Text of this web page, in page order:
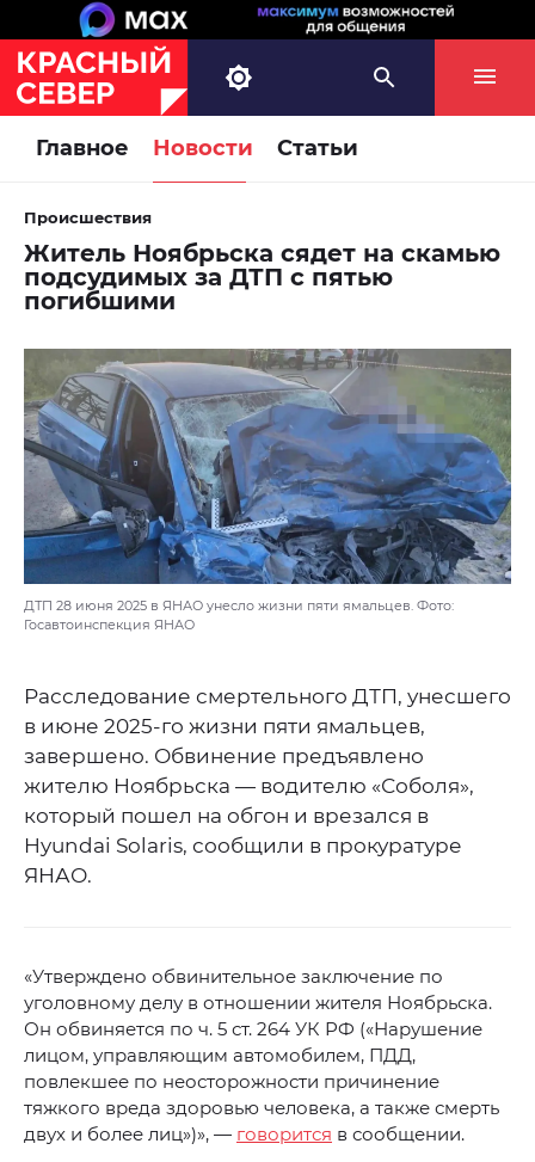
Главное Новости Статьи
Происшествия
Житель Ноябрьска сядет на скамью
подсудимых за ДТП с пятью
погибшими
ДТП 28 июня 2025 в ЯНАО унесло жизни пяти ямальцев. Фото:
Госавтоинспекция ЯНАО
Расследование смертельного ДТП, унесшего
в июне 2025-го жизни пяти ямальцев,
завершено. Обвинение предъявлено
жителю Ноябрьска — водителю «Соболя»,
который пошел на обгон и врезался в
Hyundai Solaris, сообщили в прокуратуре
ЯНАО.
«Утверждено обвинительное заключение по
уголовному делу в отношении жителя Ноябрьска.
Он обвиняется по ч. 5 ст. 264 УК РФ («Нарушение
лицом, управляющим автомобилем, ПДД,
повлекшее по неосторожности причинение
тяжкого вреда здоровью человека, а также смерть
двух и более лиц»)», — говорится в сообщении.